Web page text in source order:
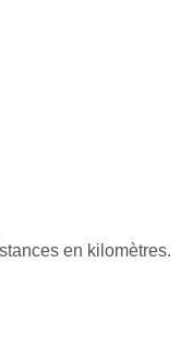
en kilomètres.